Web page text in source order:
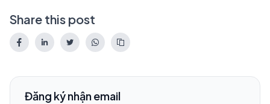
Share this post
Đăng ký nhận email